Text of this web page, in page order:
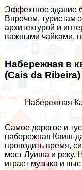
Эффектное здание
Впрочем, туристам
архитектурой и
важными чайками,
Набережная в
(Cais da Ribeira)
Набережная
Самое дорогое и
набережная Каиш-
проводить время,
мост Луиша и реку.
играет музыка и